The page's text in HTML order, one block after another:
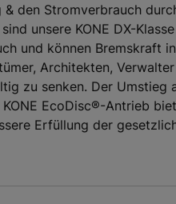
& den Stromverbrauch
unsere KONE DX-
und können Bremskraft
Architekten,
zu senken. Der
EcoDisc®-Antrieb
Erfüllung der